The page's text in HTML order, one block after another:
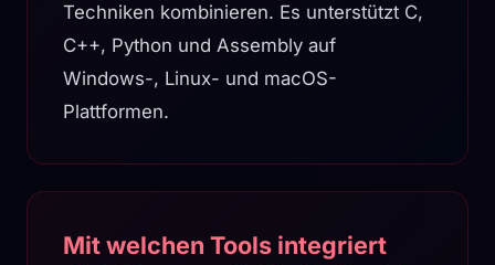
Techniken kombinieren. Es unterstützt C,
C++, Python und Assembly auf
Windows-, Linux- und macOS-
Plattformen.
Mit welchen Tools integriert